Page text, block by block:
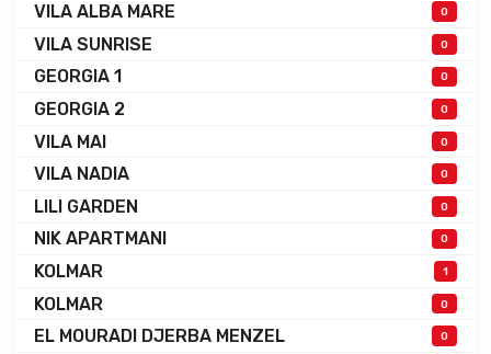
VILA ALBA MARE 0
VILA SUNRISE 0
GEORGIA 1 0
GEORGIA 2 0
VILA MAI 0
VILA NADIA 0
LILI GARDEN 0
NIK APARTMANI 0
KOLMAR 1
KOLMAR 0
EL MOURADI DJERBA MENZEL 0